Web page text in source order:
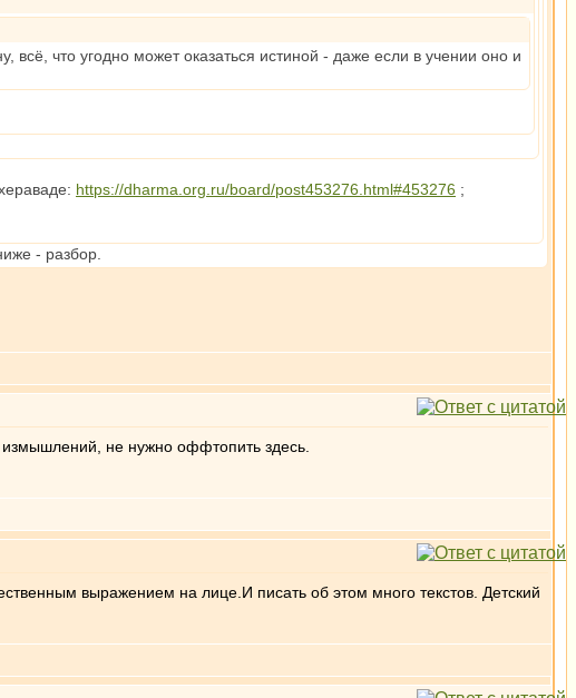
что угодно может оказаться истиной - даже если в учении оно и
https://dharma.org.ru/board/post453276.html#453276 ;
- разбор.
не нужно оффтопить здесь.
выражением на лице.И писать об этом много текстов. Детский